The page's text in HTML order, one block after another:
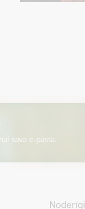
savā e-pastā.
Noderīgi